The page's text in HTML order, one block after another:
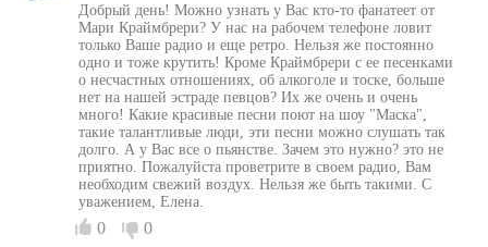
Добрый день! Можно узнать у Вас кто-то фанатеет от
Мари Краймбрери? У нас на рабочем телефоне ловит
только Ваше радио и еще ретро. Нельзя же постоянно
одно и тоже крутить! Кроме Краймбрери с ее песенками
о несчастных отношениях, об алкоголе и тоске, больше
нет на нашей эстраде певцов? Их же очень и очень
много! Какие красивые песни поют на шоу "Маска",
такие талантливые люди, эти песни можно слушать так
долго. А у Вас все о пьянстве. Зачем это нужно? это не
приятно. Пожалуйста проветрите в своем радио, Вам
необходим свежий воздух. Нельзя же быть такими. С
уважением, Елена.
0 0